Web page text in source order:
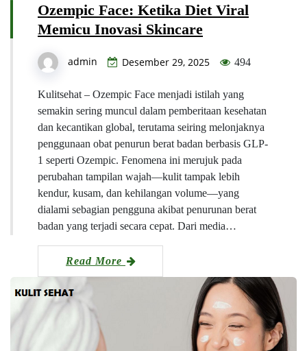
Ozempic Face: Ketika Diet Viral
Memicu Inovasi Skincare
admin Desember 29, 2025 494
Kulitsehat – Ozempic Face menjadi istilah yang
semakin sering muncul dalam pemberitaan kesehatan
dan kecantikan global, terutama seiring melonjaknya
penggunaan obat penurun berat badan berbasis GLP-
1 seperti Ozempic. Fenomena ini merujuk pada
perubahan tampilan wajah—kulit tampak lebih
kendur, kusam, dan kehilangan volume—yang
dialami sebagian pengguna akibat penurunan berat
badan yang terjadi secara cepat. Dari media…
Read More